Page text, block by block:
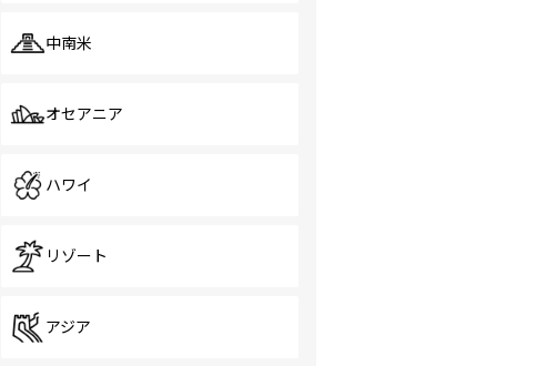
中南米
オセアニア
ハワイ
リゾート
アジア